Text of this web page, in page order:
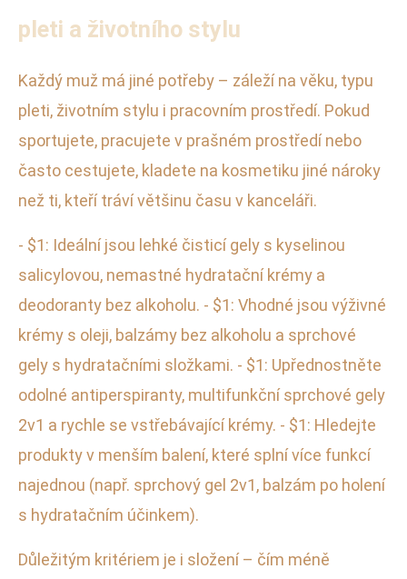
pleti a životního stylu
Každý muž má jiné potřeby – záleží na věku, typu
pleti, životním stylu i pracovním prostředí. Pokud
sportujete, pracujete v prašném prostředí nebo
často cestujete, kladete na kosmetiku jiné nároky
než ti, kteří tráví většinu času v kanceláři.
- $1: Ideální jsou lehké čisticí gely s kyselinou
salicylovou, nemastné hydratační krémy a
deodoranty bez alkoholu. - $1: Vhodné jsou výživné
krémy s oleji, balzámy bez alkoholu a sprchové
gely s hydratačními složkami. - $1: Upřednostněte
odolné antiperspiranty, multifunkční sprchové gely
2v1 a rychle se vstřebávající krémy. - $1: Hledejte
produkty v menším balení, které splní více funkcí
najednou (např. sprchový gel 2v1, balzám po holení
s hydratačním účinkem).
Důležitým kritériem je i složení – čím méně